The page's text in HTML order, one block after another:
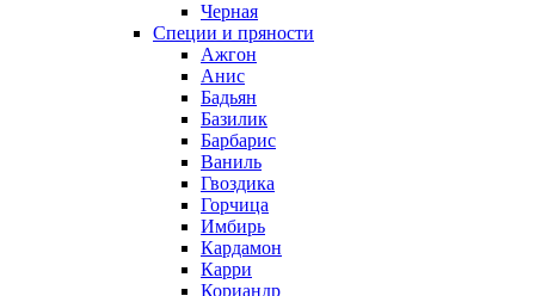
Черная
Специи и пряности
Ажгон
Анис
Бадьян
Базилик
Барбарис
Ваниль
Гвоздика
Горчица
Имбирь
Кардамон
Карри
Кориандр